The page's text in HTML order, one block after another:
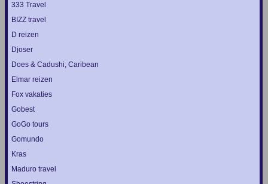
333 Travel
BIZZ travel
D reizen
Djoser
Does & Cadushi, Caribean
Elmar reizen
Fox vakaties
Gobest
GoGo tours
Gomundo
Kras
Maduro travel